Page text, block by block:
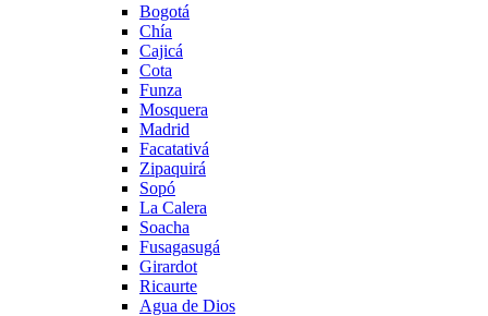
Bogotá
Chía
Cajicá
Cota
Funza
Mosquera
Madrid
Facatativá
Zipaquirá
Sopó
La Calera
Soacha
Fusagasugá
Girardot
Ricaurte
Agua de Dios